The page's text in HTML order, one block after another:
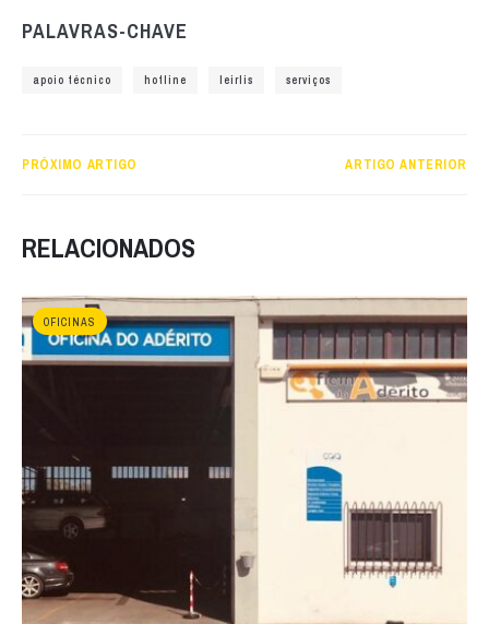
PALAVRAS-CHAVE
apoio técnico hotline leirlis serviços
PRÓXIMO ARTIGO ARTIGO ANTERIOR
RELACIONADOS
OFICINAS